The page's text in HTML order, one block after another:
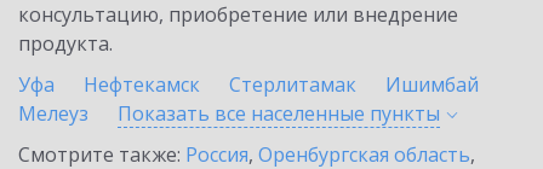
консультацию, приобретение или внедрение
продукта.
Уфа
Нефтекамск Стерлитамак
Ишимбай
Мелеуз
Показать все населенные пункты
Смотрите также: Россия, Оренбургская область,